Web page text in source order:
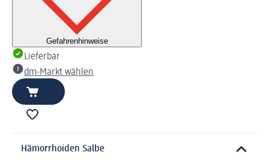
Gefahrenhinweise
Lieferbar
dm-Markt wählen
Hämorrhoiden Salbe